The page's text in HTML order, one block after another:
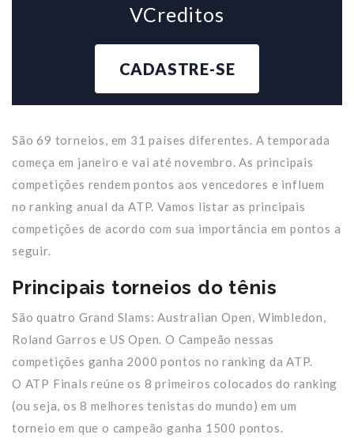
VCreditos
CADASTRE-SE
São 69 torneios, em 31 países diferentes. A temporada
começa em janeiro e vai até novembro. As principais
competições rendem pontos aos vencedores e influem
no ranking anual da ATP. Vamos listar as principais
competições de acordo com sua importância em pontos a
seguir.
Principais torneios do tênis
São quatro Grand Slams: Australian Open, Wimbledon,
Roland Garros e US Open. O Campeão nessas
competições ganha 2000 pontos no ranking da ATP.
O ATP Finals reúne os 8 primeiros colocados do ranking
(ou seja, os 8 melhores tenistas do mundo) em um
torneio em que o campeão ganha 1500 pontos.